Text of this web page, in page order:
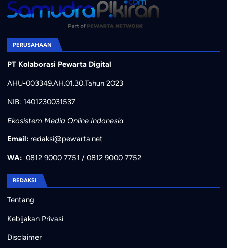
PERUSAHAAN
PT Kolaborasi Pewarta Digital
AHU-003349.AH.01.30.Tahun 2023
NIB: 1401230031537
Ekosistem Media Online Indonesia
Email: redaksi@pewarta.net
WA: 0812 9000 7751 / 0812 9000 7752
REDAKSI
Tentang
Kebijakan Privasi
Disclaimer